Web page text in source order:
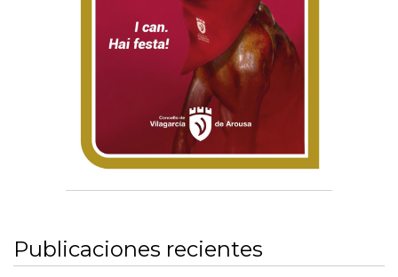
Publicaciones recientes